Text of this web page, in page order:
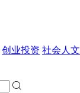
创业投资 社会人文